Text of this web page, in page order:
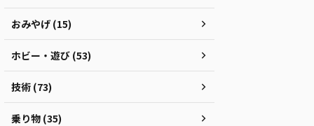
おみやげ (15)
ホビー・遊び (53)
技術 (73)
乗り物 (35)